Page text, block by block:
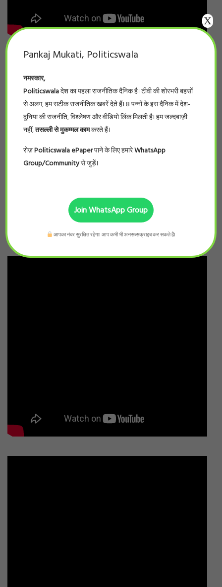
Pankaj Mukati, Politicswala
नमस्कार,
Politicswalaदेश का पहला राजनीतिक दैनिक है। टीवी की शोरभरी बहसों
से अलग, हम सटीक राजनीतिक खबरें देते हैं। 8 पन्नों के इस दैनिक में देश-
दुनिया की राजनीति, विश्लेषण और वीडियो लिंक मिलती है। हम जल्दबाज़ी
नहीं,तसल्ली से मुकम्मल कामकरते हैं।
रोज़Politicswala ePaperपाने के लिए हमारेWhatsApp
Group/Communityसे जुड़ें।
Join WhatsApp Group
आपका नंबर सुरक्षित रहेगा। आप कभी भी अनसब्सक्राइब कर सकते हैं।
X